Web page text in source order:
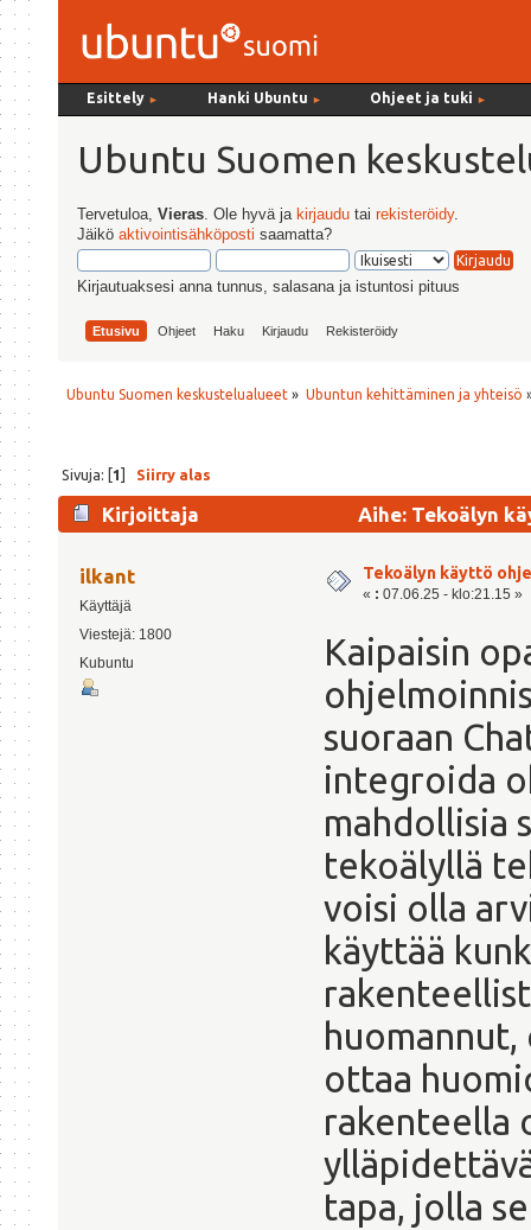
Esittely ► Hanki Ubuntu ► Ohjeet ja tuki ►
Ubuntu Suomen
Tervetuloa,Vieras . Ole hyvä ja kirjaudu tairekisteröidy.
Jäiköaktivointisähköposti saamatta?
Kirjautuaksesi anna tunnus, salasana ja istuntosi pituus
Etusivu Ohjeet Haku Kirjaudu Rekisteröidy
Ubuntu Suomen keskustelualueet » Ubuntun kehittäminen ja yhteisö
Sivuja: [1] Siirry alas
Kirjoittaja Aihe: Tekoälyn
ilkant
Käyttäjä
Viestejä: 1800
Kubuntu
Tekoälyn käyttö
« : 07.06.25 - klo:21.15 »
Kaipaisin
suoraan
integroida
mahdollisia
tekoälyllä
voisi olla
käyttää
ottaa
rakenteella
tapa, jolla